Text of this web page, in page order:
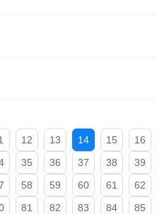
12 13 14 15 16
35 36 37 38 39
58 59 60 61 62
81 82 83 84 85